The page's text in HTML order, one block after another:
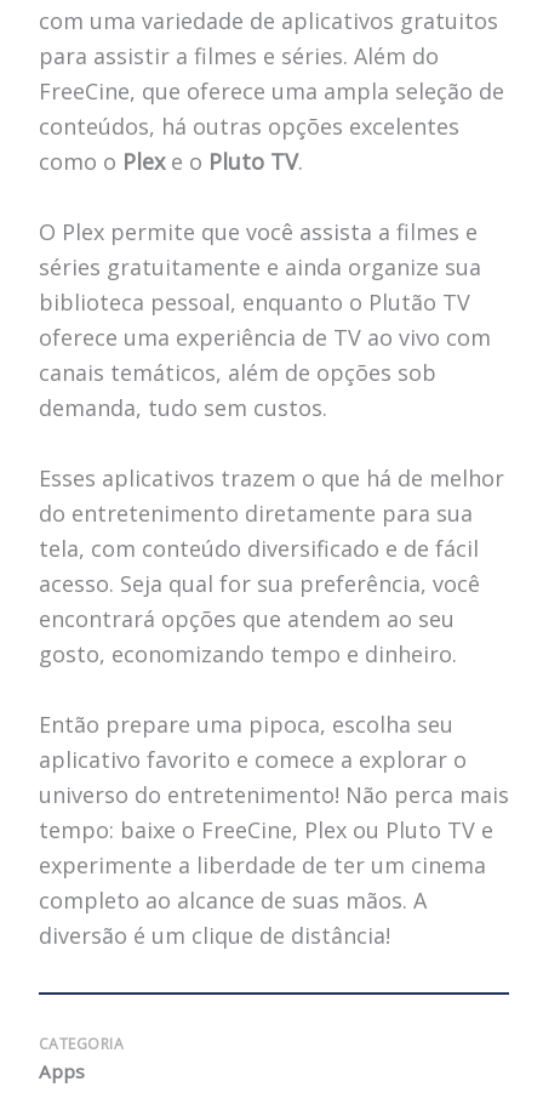
com uma variedade de aplicativos gratuitos
para assistir a filmes e séries. Além do
FreeCine, que oferece uma ampla seleção de
conteúdos, há outras opções excelentes
como o Plexe o Pluto TV.
O Plex permite que você assista a filmes e
séries gratuitamente e ainda organize sua
biblioteca pessoal, enquanto o Plutão TV
oferece uma experiência de TV ao vivo com
canais temáticos, além de opções sob
demanda, tudo sem custos.
Esses aplicativos trazem o que há de melhor
do entretenimento diretamente para sua
tela, com conteúdo diversificado e de fácil
acesso. Seja qual for sua preferência, você
encontrará opções que atendem ao seu
gosto, economizando tempo e dinheiro.
Então prepare uma pipoca, escolha seu
aplicativo favorito e comece a explorar o
universo do entretenimento! Não perca mais
tempo: baixe o FreeCine, Plex ou Pluto TV e
experimente a liberdade de ter um cinema
completo ao alcance de suas mãos. A
diversão é um clique de distância!
CATEGORIA
Apps